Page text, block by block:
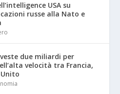
USA su
russe alla Nato e
due miliardi per
velocità tra Francia,